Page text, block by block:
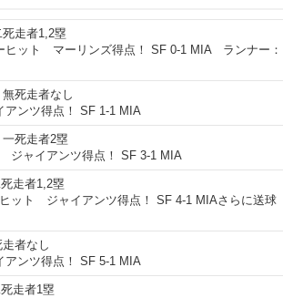
死走者1,2塁
ヒット マーリンズ得点！ SF 0-1 MIA ランナー：
無死走者なし
ンツ得点！ SF 1-1 MIA
一死走者2塁
ジャイアンツ得点！ SF 3-1 MIA
走者1,2塁
ット ジャイアンツ得点！ SF 4-1 MIAさらに送球
者なし
ンツ得点！ SF 5-1 MIA
走者1塁